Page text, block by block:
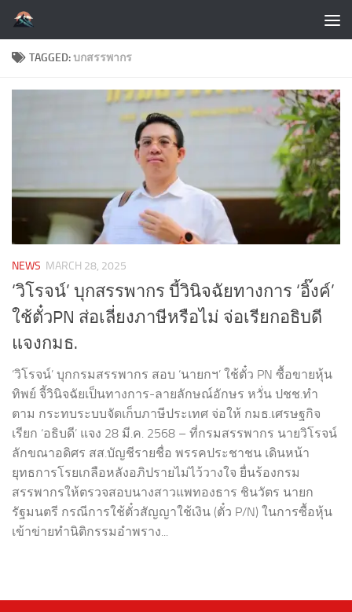
Skip to content
TAGGED:บกสรรพากร
NEWS MARCH 28, 2025
‘วิโรจน์’ บุกสรรพากร บี้วินิจฉัยทางการ ‘อิ๊งค์’
ใช้ตั๋วPN ส่อเลี่ยงภาษีหรือไม่ จ่อเรียกอธิบดี
แจงกมธ.
‘วิโรจน์’ บุกกรมสรรพากร สอบ ‘นายกฯ’ ใช้ตั๋ว PN ซื้อขายหุ้น
ทิพย์ จี้วินิจฉัยเป็นทางการ-ลายลักษณ์อักษร หวั่น ปชช.ทำ
ตาม กระทบระบบจัดเก็บภาษีประเทศ จ่อให้ กมธ.เศรษฐกิจ
เรียก ‘อธิบดี’ แจง 28 มี.ค. 2568 – ที่กรมสรรพากร นายวิโรจน์
ลักขณาอดิศร สส.บัญชีรายชื่อ พรรคประชาชน เดินหน้า
ยุทธการโรยเกลือหลังอภิปรายไม่ไว้วางใจ ยื่นร้องกรม
สรรพากรให้ตรวจสอบนางสาวแพทองธาร ชินวัตร นายก
รัฐมนตรี กรณีการใช้ตั๋วสัญญาใช้เงิน (ตั๋ว P/N) ในการซื้อหุ้น
เข้าข่ายทำนิติกรรมอำพราง...